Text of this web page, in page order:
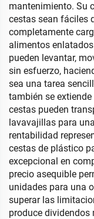
mantenimiento. Su
cestas sean fáciles
completamente
alimentos
pueden levantar,
sin esfuerzo,
sea una tarea
también se
cestas pueden
lavavajillas para
rentabilidad
cestas de plástico
excepcional en
precio asequible
unidades para una
superar las
produce dividendos